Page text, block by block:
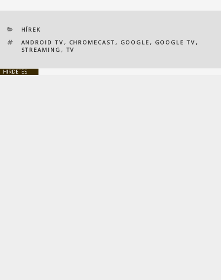
KATEGÓRIÁK
HÍREK
CÍMKÉK
ANDROID TV , CHROMECAST , GOOGLE , GOOGLE TV ,
STREAMING , TV
HIRDETÉS